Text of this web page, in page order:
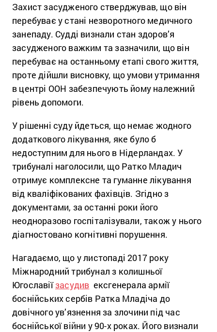
Захист засудженого стверджував, що він
перебуває у стані незворотного медичного
занепаду. Судді визнали стан здоров’я
засудженого важким та зазначили, що він
перебуває на останньому етапі свого життя,
проте дійшли висновку, що умови утримання
в центрі ООН забезпечують йому належний
рівень допомоги.
У рішенні суду йдеться, що немає жодного
додаткового лікування, яке було б
недоступним для нього в Нідерландах. У
трибуналі наголосили, що Ратко Младич
отримує комплексне та гуманне лікування
від кваліфікованих фахівців. Згідно з
документами, за останні роки його
неодноразово госпіталізували, також у нього
діагностовано когнітивні порушення.
Нагадаємо, що у листопаді 2017 року
Міжнародний трибунал з колишньої
Югославіїзасудив ексгенерала армії
боснійських сербів Ратка Младіча до
довічного ув’язнення за злочини під час
боснійської війни у 90-х роках. Його визнали